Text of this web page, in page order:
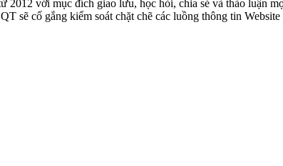
với mục đích giao lưu, học hỏi, chia sẻ và thảo luận
sẽ cố gắng kiểm soát chặt chẽ các luồng thông tin